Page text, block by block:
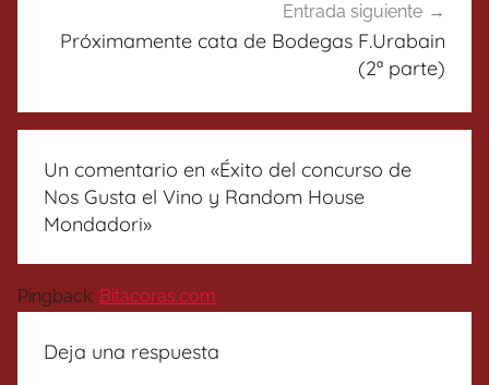
Entrada siguiente
Próximamente cata de Bodegas F.Urabain
(2ª parte)
Un comentario en «Éxito del concurso de
Nos Gusta el Vino y Random House
Mondadori»
Pingback: Bitacoras.com
Deja una respuesta